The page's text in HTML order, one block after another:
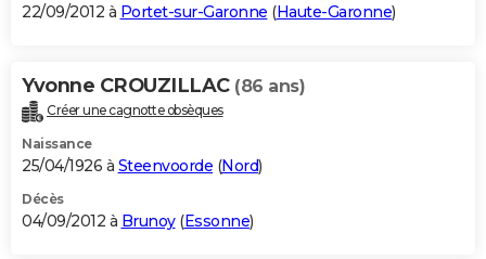
22/09/2012 à Portet-sur-Garonne (Haute-Garonne)
Yvonne CROUZILLAC (86 ans)
Créer une cagnotte obsèques
Naissance
25/04/1926 à Steenvoorde (Nord)
Décès
04/09/2012 à Brunoy(Essonne)